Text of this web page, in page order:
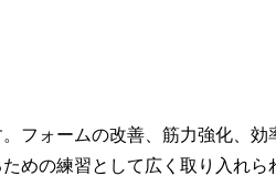
フォームの改善、筋力強化、効
めの練習として広く取り入れら